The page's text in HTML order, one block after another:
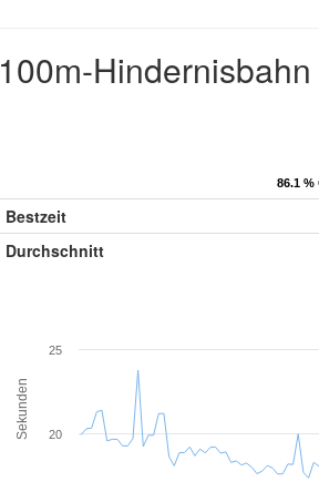
100m-
86.1
86.1
Bestzeit
Durchschnitt
Sekunden 20
25